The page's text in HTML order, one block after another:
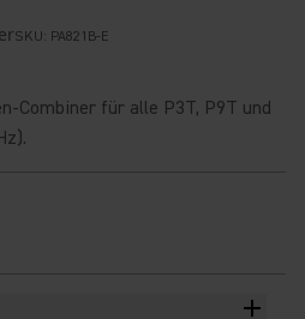
SKU: PA821B-E
Combiner für alle P3T, P9T und